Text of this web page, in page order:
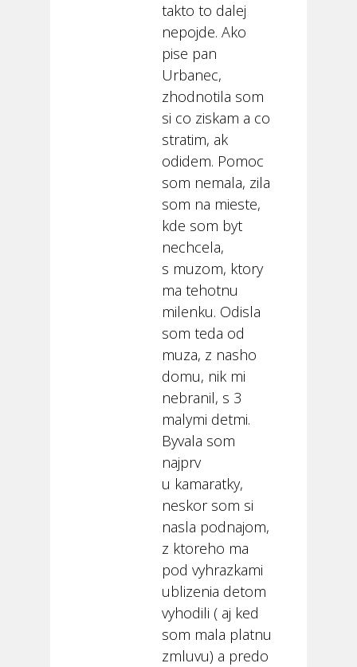
takto to dalej
nepojde. Ako
pise pan
Urbanec,
zhodnotila som
si co ziskam a co
stratim, ak
odidem. Pomoc
som nemala, zila
som na mieste,
kde som byt
nechcela,
s muzom, ktory
ma tehotnu
milenku. Odisla
som teda od
muza, z nasho
domu, nik mi
nebranil, s 3
malymi detmi.
Byvala som
najprv
u kamaratky,
neskor som si
nasla podnajom,
z ktoreho ma
pod vyhrazkami
ublizenia detom
vyhodili ( aj ked
som mala platnu
zmluvu) a predo